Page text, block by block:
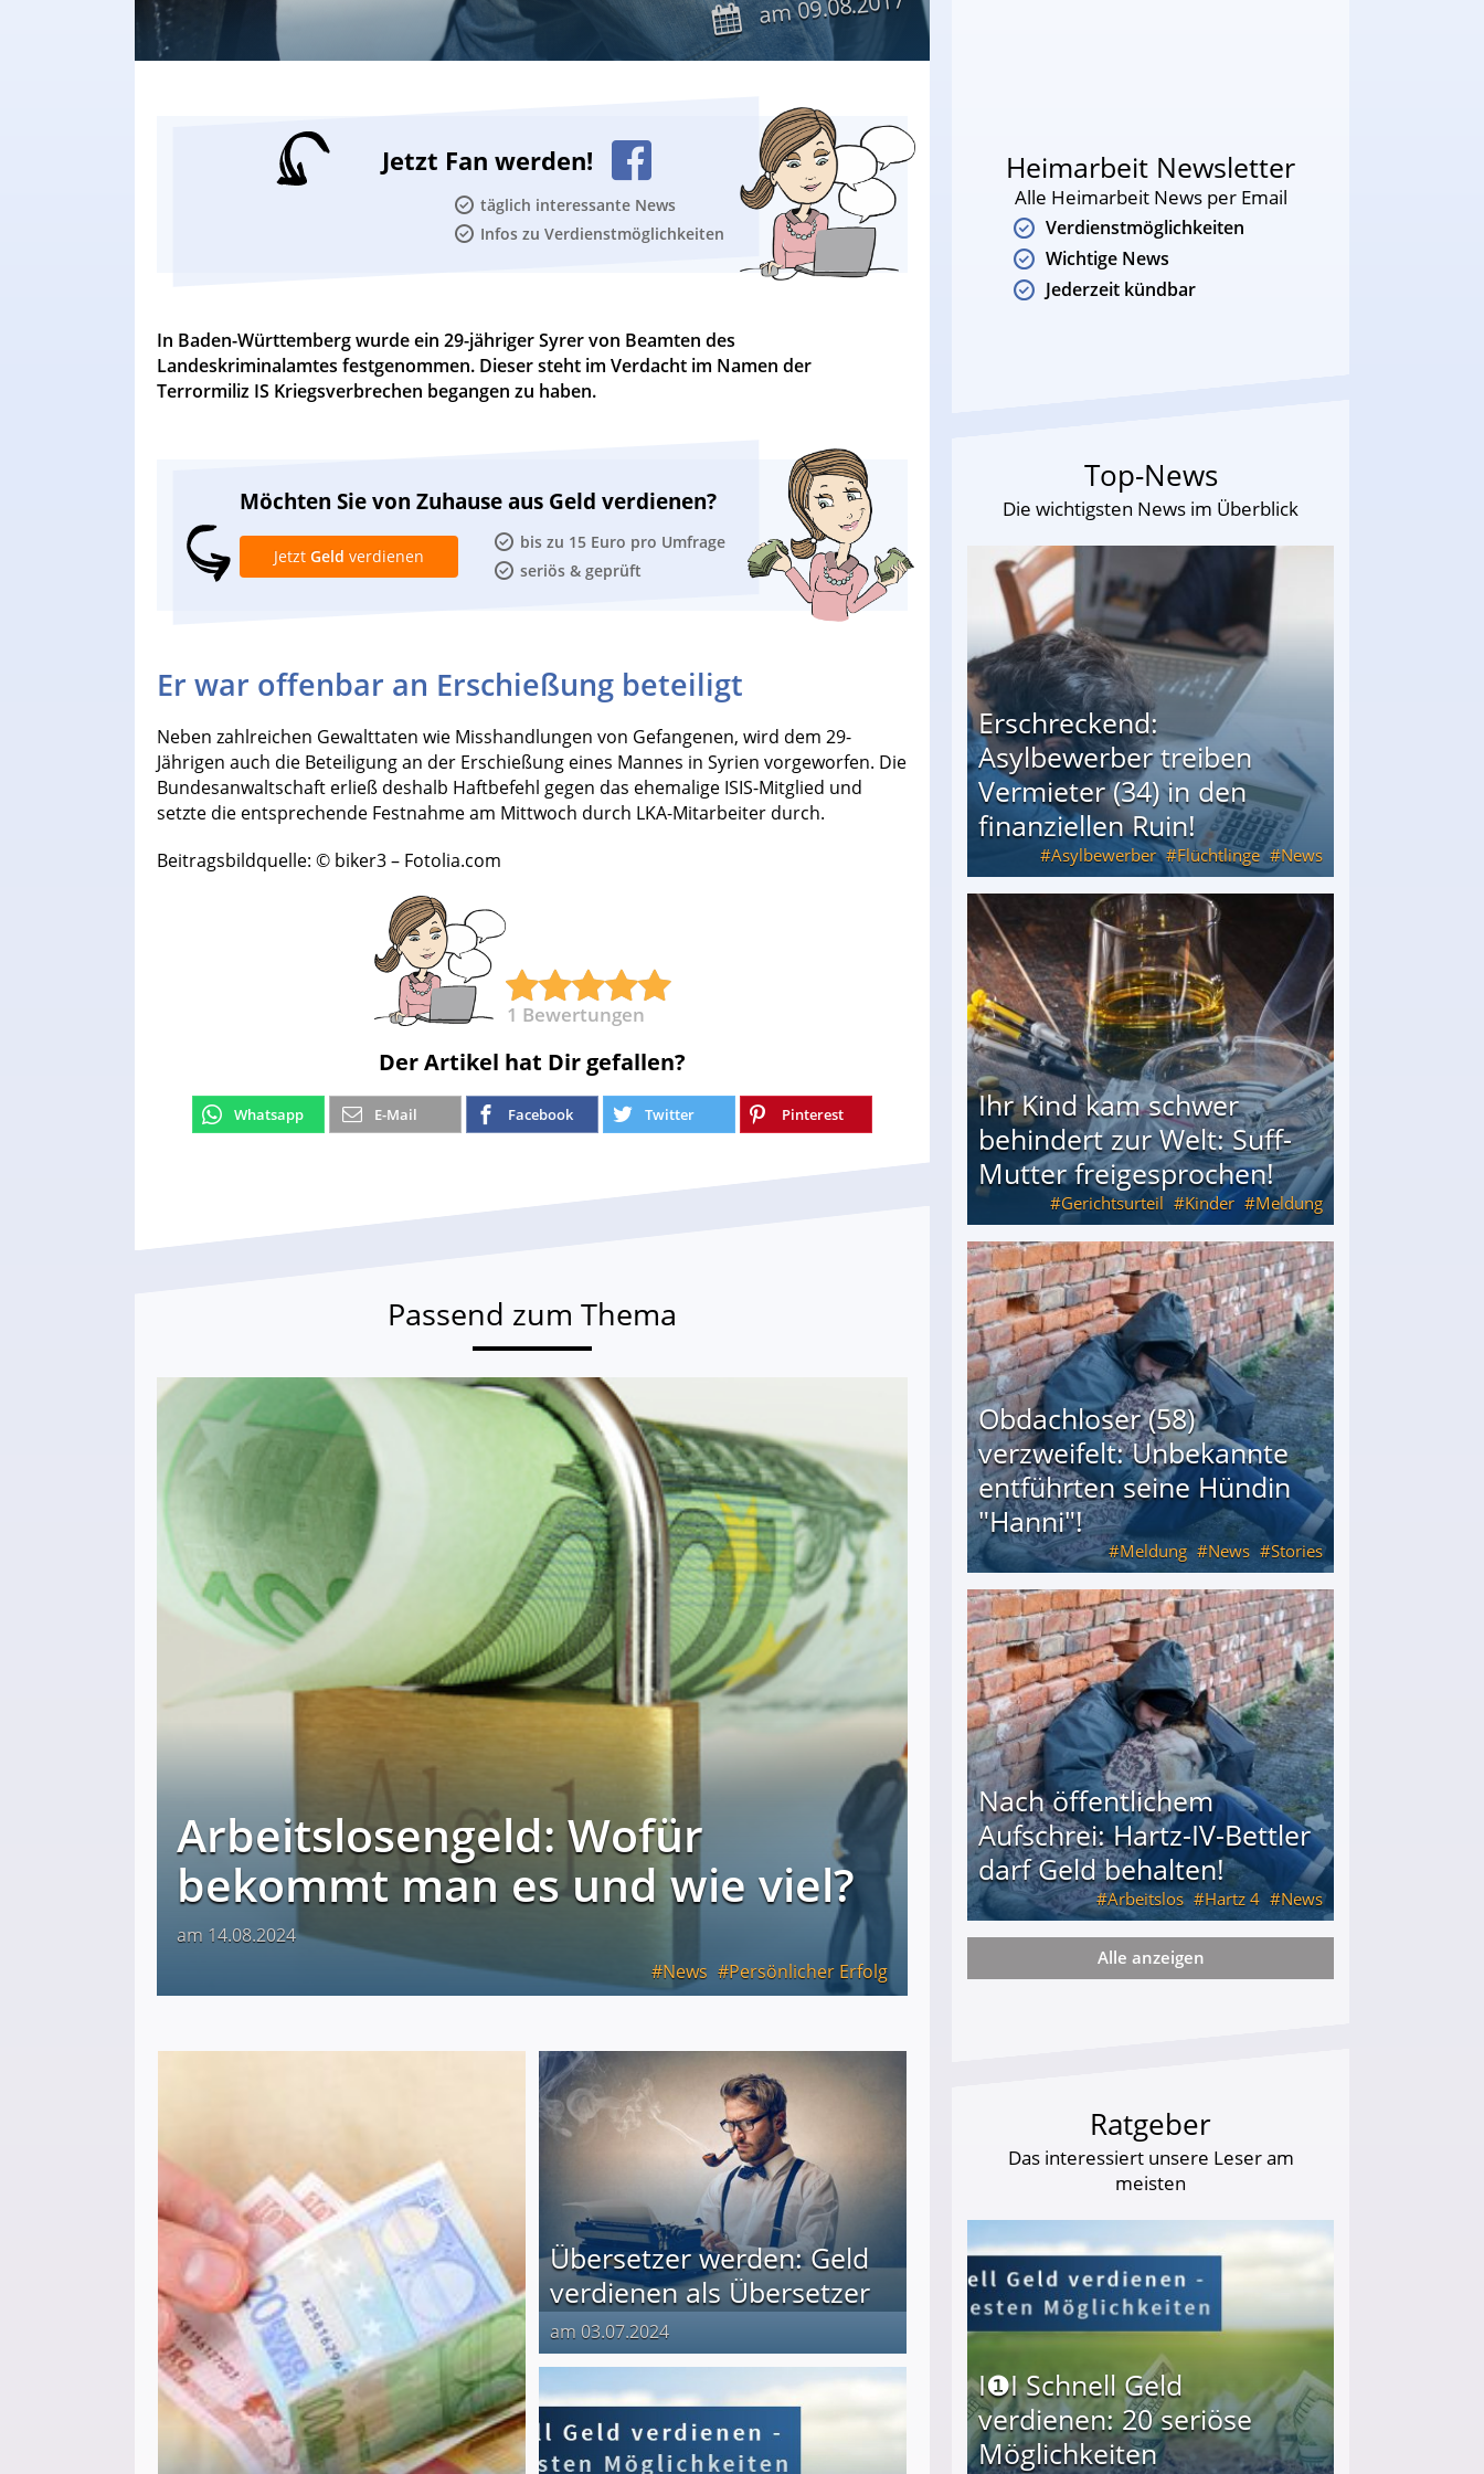
am
Jetzt Fan werden!
täglich interessante News
Infos zu Verdienstmöglichkeiten
In Baden-Württemberg wurde ein 29-jähriger Syrer von Beamten des
Landeskriminalamtes festgenommen. Dieser steht im Verdacht im Namen der
Terrormiliz IS Kriegsverbrechen begangen zu haben.
Möchten Sie von Zuhause aus Geld verdienen?
bis zu 15 Euro pro Umfrage
seriös & geprüft
Jetzt Geld verdienen
Er war offenbar an Erschießung beteiligt
Neben zahlreichen Gewalttaten wie Misshandlungen von Gefangenen, wird dem 29-
Jährigen auch die Beteiligung an der Erschießung eines Mannes in Syrien vorgeworfen. Die
Bundesanwaltschaft erließ deshalb Haftbefehl gegen das ehemalige ISIS-Mitglied und
setzte die entsprechende Festnahme am Mittwoch durch LKA-Mitarbeiter durch.
Beitragsbildquelle: © biker3 – Fotolia.com
1 Bewertungen
Der Artikel hat Dir gefallen?
Whatsapp E-Mail Facebook Twitter Pinterest
Passend zum Thema
Arbeitslosengeld: Wofür
bekommt man es und wie viel?
am 14.08.2024
News
Persönlicher Erfolg
Übersetzer werden: Geld
verdienen als Übersetzer
am 03.07.2024
Heimarbeit Newsletter
Alle Heimarbeit News per Email
Verdienstmöglichkeiten
Wichtige News
Jederzeit kündbar
Top-News
Die wichtigsten News im Überblick
Erschreckend:
Asylbewerber treiben
Vermieter (34) in den
finanziellen Ruin!
Asylbewerber Flüchtlinge News
Erschreckend: Asylbewerber treiben Vermieter (34) in den finanziellen Ruin!
Ihr Kind kam schwer
behindert zur Welt: Suff-
Mutter freigesprochen!
Gerichtsurteil Kinder Meldung
Ihr Kind kam schwer behindert zur Welt: Suff-Mutter freigesprochen!
Obdachloser (58)
verzweifelt: Unbekannte
entführten seine Hündin
"Hanni"!
Meldung News Stories
Obdachloser (58) verzweifelt: Unbekannte entführten seine Hündin "Hanni"!
Nach öffentlichem
Aufschrei: Hartz-IV-Bettler
darf Geld behalten!
Arbeitslos Hartz 4 News
Nach öffentlichem Aufschrei: Hartz-IV-Bettler darf Geld behalten!
Alle anzeigen
Ratgeber
Das interessiert unsere Leser am
meisten
I❶I Schnell Geld
verdienen: 20 seriöse
Möglichkeiten